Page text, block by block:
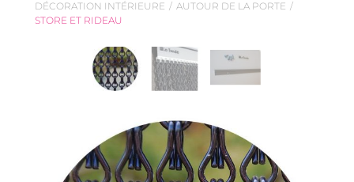
DÉCORATION INTÉRIEURE
AUTOUR DE LA PORTE
STORE ET RIDEAU